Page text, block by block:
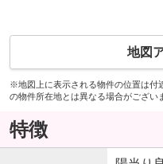
地図
※地図上に表示される物件の位置は付
の物件所在地とは異なる場合がござい
特徴